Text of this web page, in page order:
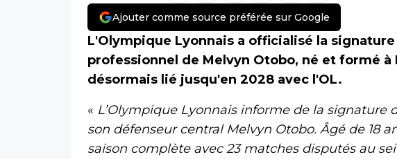
Ajouter comme source préférée sur Google
L'Olympique Lyonnais a officialisé la
professionnel de Melvyn Otobo, né et formé à
désormais lié jusqu'en 2028 avec l'OL.
« L’Olympique Lyonnais informe de la signature
son défenseur central Melvyn Otobo. Âgé de 18
saison complète avec 23 matches disputés au